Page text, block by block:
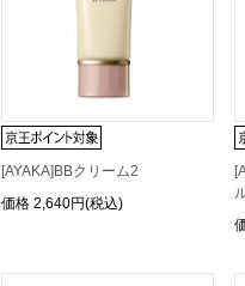
[AYAKA]BBクリーム2
価格 2,640円(税込)